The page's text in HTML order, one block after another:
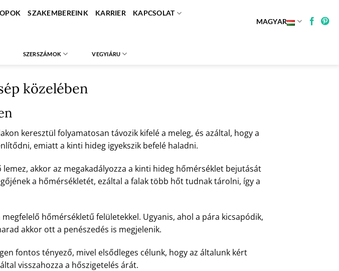
SZAKEMBEREINK KARRIER KAPCSOLAT
MAGYAR
SZERSZÁMOK VEGYIÁRU
közelében
keresztül folyamatosan távozik kifelé a meleg, és azáltal, hogy a
emiatt a kinti hideg igyekszik befelé haladni.
akkor az megakadályozza a kinti hideg hőmérséklet bejutását
a hőmérsékletét, ezáltal a falak több hőt tudnak tárolni, így a
hőmérsékletű felületekkel. Ugyanis, ahol a pára kicsapódik,
akkor ott a penészedés is megjelenik.
fontos tényező, mivel elsődleges célunk, hogy az általunk kért
visszahozza a hőszigetelés árát.